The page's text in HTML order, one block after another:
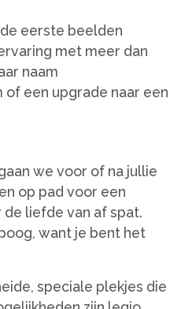
eerste beelden
met meer dan
naam
een upgrade naar een
we voor of na jullie
op pad voor een
liefde van af spat.
want je bent het
speciale plekjes die